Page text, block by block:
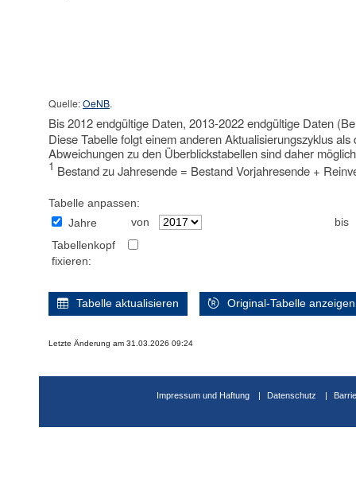
Quelle:OeNB.
Bis 2012 endgültige Daten, 2013-2022 endgültige Daten
Diese Tabelle folgt einem anderen Aktualisierungszyklus
Abweichungen zu den Überblickstabellen sind daher
1 Bestand zu Jahresende = Bestand Vorjahresende +
Tabelle anpassen:
Jahre
von
bis
Tabellenkopf
fixieren:
Tabelle aktualisieren Original-Tabelle anzeigen
Letzte Änderung am 31.03.2026 09:24
Impressum und Haftung Datenschutz